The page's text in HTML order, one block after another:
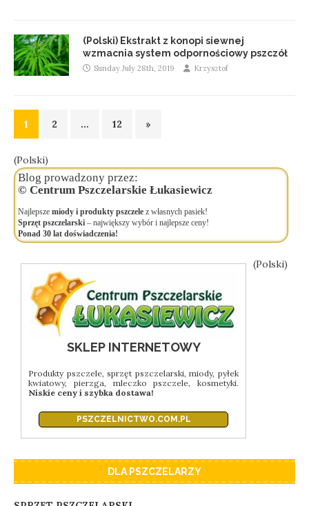
(Polski) Ekstrakt z konopi siewnej
wzmacnia system odpornościowy pszczół
Sunday July 28th, 2019 Krzysztof
1 2 … 12 »
(Polski)
Blog prowadzony przez:
© Centrum Pszczelarskie Łukasiewicz
Najlepsze miody i produkty pszczele z własnych pasiek!
Sprzęt pszczelarski – największy wybór i najlepsze ceny!
Ponad 30 lat doświadczenia!
(Polski)
SKLEP INTERNETOWY
Produkty pszczele, sprzęt pszczelarski, miody, pyłek
kwiatowy, pierzga, mleczko pszczele, kosmetyki.
Niskie ceny i szybka dostawa!
PSZCZELNICTWO.COM.PL
DLA PSZCZELARZY